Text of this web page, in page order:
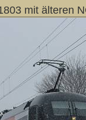
mit älteren